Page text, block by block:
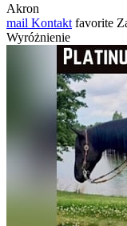
Akron
mail Kontakt favorite
Wyróżnienie